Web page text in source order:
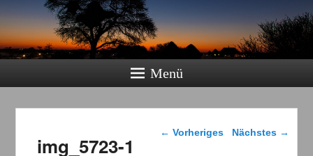
Menü
Bilder-Navigation
← Vorheriges Nächstes →
img_5723-1